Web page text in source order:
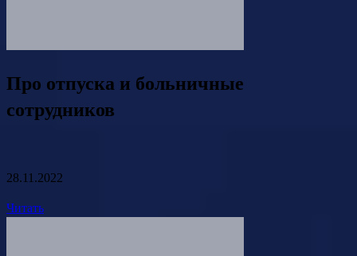
Про отпуска и больничные
сотрудников
28.11.2022
Читать